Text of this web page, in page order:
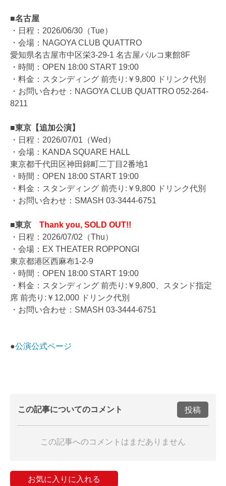
■名古屋
・日程：2026/06/30（Tue）
・会場：NAGOYA CLUB QUATTRO
愛知県名古屋市中区栄3-29-1 名古屋パルコ東館8F
・時間：OPEN 18:00 START 19:00
・料金：スタンディング 前売り:￥9,800 ドリンク代別
・お問い合わせ：NAGOYA CLUB QUATTRO 052-264-
8211
■東京【追加公演】
・日程：2026/07/01（Wed）
・会場：KANDA SQUARE HALL
東京都千代田区神田錦町二丁目2番地1
・時間：OPEN 18:00 START 19:00
・料金：スタンディング 前売り:￥9,800 ドリンク代別
・お問い合わせ：SMASH 03-3444-6751
■東京 Thank you, SOLD OUT!!
・日程：2026/07/02（Thu）
・会場：EX THEATER ROPPONGI
東京都港区西麻布1-2-9
・時間：OPEN 18:00 START 19:00
・料金：スタンディング 前売り:￥9,800、スタンド指定
席 前売り:￥12,000 ドリンク代別
・お問い合わせ：SMASH 03-3444-6751
●公演公式ページ
この記事についてのコメント 投稿
この記事へのコメントはまだありません
お気に入りに入れる